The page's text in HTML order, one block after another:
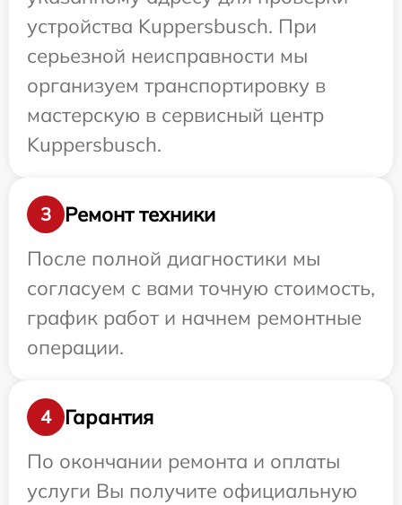
устройства Kuppersbusch. При
серьезной неисправности мы
организуем транспортировку в
мастерскую в сервисный центр
Kuppersbusch.
3
Ремонт техники
После полной диагностики мы
согласуем с вами точную стоимость,
график работ и начнем ремонтные
операции.
4
Гарантия
По окончании ремонта и оплаты
услуги Вы получите официальную